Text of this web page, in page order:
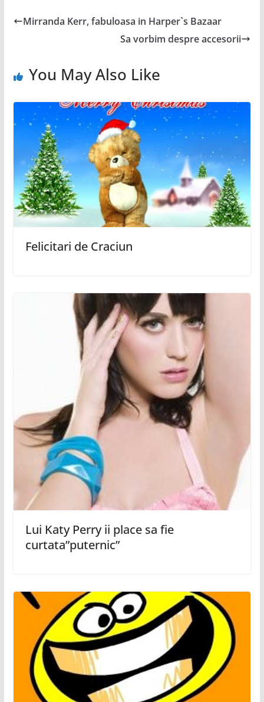
Mirranda Kerr, fabuloasa in Harper`s Bazaar
Sa vorbim despre accesorii
You May Also Like
Felicitari de Craciun
Lui Katy Perry ii place sa fie
curtata”puternic”